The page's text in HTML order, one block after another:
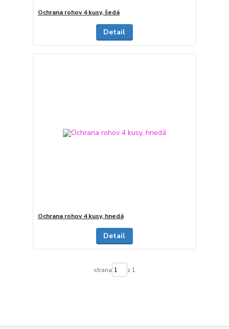
Ochrana rohov 4 kusy, šedá
Detail
Ochrana rohov 4 kusy, hnedá
Detail
strana z 1